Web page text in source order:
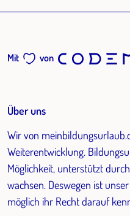
Mit von
Über uns
Wir von
Weiterentwicklung.
Möglichkeit, unterstützt
wachsen. Deswegen ist
möglich ihr Recht darauf